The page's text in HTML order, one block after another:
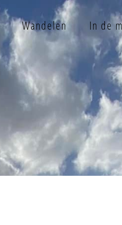
Wandelen In de